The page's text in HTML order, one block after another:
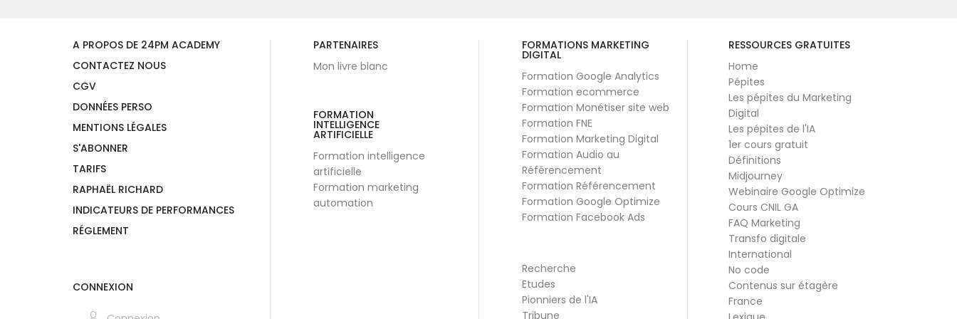
A PROPOS DE 24PM ACADEMY
CONTACTEZ NOUS
CGV
DONNÉES PERSO
MENTIONS LÉGALES
S'ABONNER
TARIFS
RAPHAËL RICHARD
INDICATEURS DE PERFORMANCES
RÉGLEMENT
CONNEXION
PARTENAIRES
Mon livre blanc
FORMATION
INTELLIGENCE
ARTIFICIELLE
Formation intelligence
artificielle
Formation marketing
automation
FORMATIONS MARKETING
DIGITAL
Formation Google Analytics
Formation ecommerce
Formation Monétiser site web
Formation FNE
Formation Marketing Digital
Formation Audio au
Référencement
Formation Référencement
Formation Google Optimize
Formation Facebook Ads
Recherche
Etudes
Pionniers de l'IA
Tribune
RESSOURCES GRATUITES
Home
Pépites
Les pépites du Marketing
Digital
Les pépites de l'IA
1er cours gratuit
Définitions
Midjourney
Webinaire Google Optimize
Cours CNIL GA
FAQ Marketing
Transfo digitale
International
No code
Contenus sur étagère
France